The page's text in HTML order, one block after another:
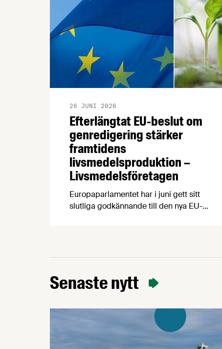
Efterlängtat EU-beslut om
genredigering stärker
framtidens
livsmedelsproduktion –
Livsmedelsföretagen
26 JUNI 2026
Europaparlamentet har i juni gett sitt
slutliga godkännande till den nya EU-
innovation, konkurrenskraft och en mer
motståndskraftig europeisk
Senaste nytt